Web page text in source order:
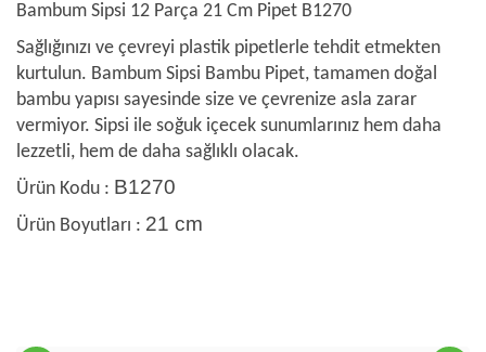
Bambum Sipsi 12 Parça 21 Cm Pipet B1270
Sağlığınızı ve çevreyi plastik pipetlerle tehdit etmekten
kurtulun. Bambum Sipsi Bambu Pipet, tamamen doğal
bambu yapısı sayesinde size ve çevrenize asla zarar
vermiyor. Sipsi ile soğuk içecek sunumlarınız hem daha
lezzetli, hem de daha sağlıklı olacak.
Ürün Kodu : B1270
Ürün Boyutları : 21 cm